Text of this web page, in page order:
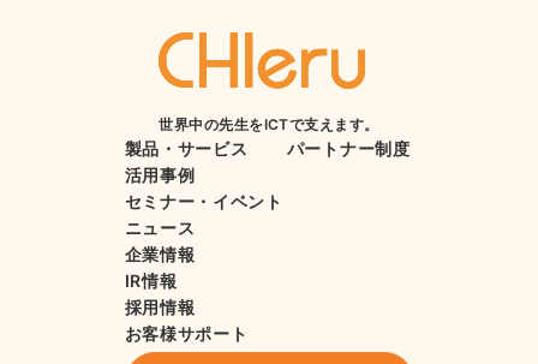
世界中の先生をICTで支えます。
製品・サービス
活用事例
セミナー・イベント
ニュース
企業情報
IR情報
採用情報
お客様サポート
パートナー制度